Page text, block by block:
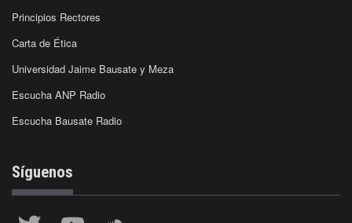
Principios Rectores
Carta de Ética
Universidad Jaime Bausate y Meza
Escucha ANP Radio
Escucha Bausate Radio
Síguenos